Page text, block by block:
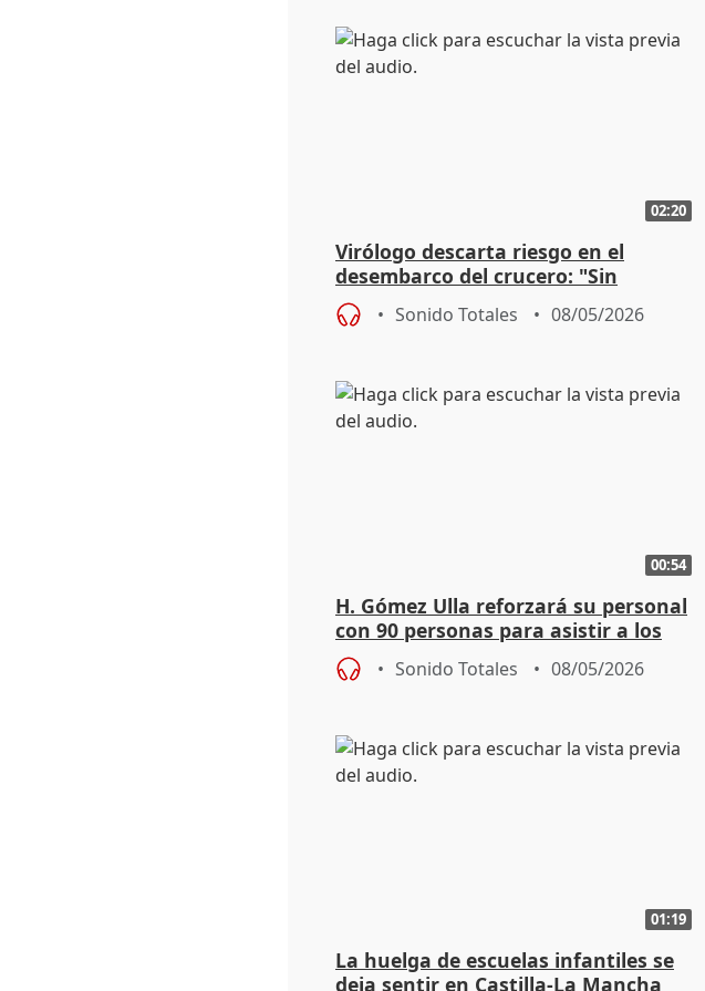
02:20
Virólogo descarta riesgo en el
desembarco del crucero: "Sin
sintomatología no hay contagio"
Sonido Totales 08/05/2026
00:54
H. Gómez Ulla reforzará su personal
con 90 personas para asistir a los
pasajeros en cuarentena
Sonido Totales 08/05/2026
01:19
La huelga de escuelas infantiles se
deja sentir en Castilla-La Mancha